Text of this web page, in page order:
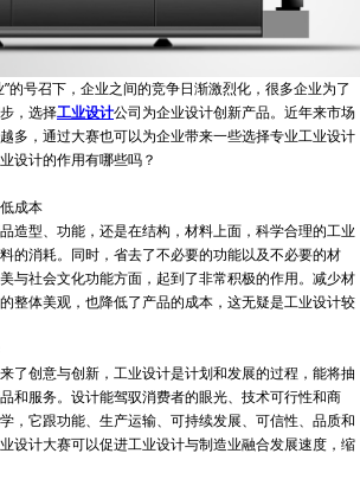
号召下，企业之间的竞争日渐激烈化，很多企业为了
，选择工业设计公司为企业设计创新产品。近年来市场
多，通过大赛也可以为企业带来一些选择专业工业设计
设计的作用有哪些吗？
成本
型、功能，还是在结构，材料上面，科学合理的工业
的消耗。同时，省去了不必要的功能以及不必要的材
与社会文化功能方面，起到了非常积极的作用。减少材
整体美观，也降低了产品的成本，这无疑是工业设计较
创意与创新，工业设计是计划和发展的过程，能将抽
和服务。设计能驾驭消费者的眼光、技术可行性和商
，它跟功能、生产运输、可持续发展、可信性、品质和
设计大赛可以促进工业设计与制造业融合发展速度，缩